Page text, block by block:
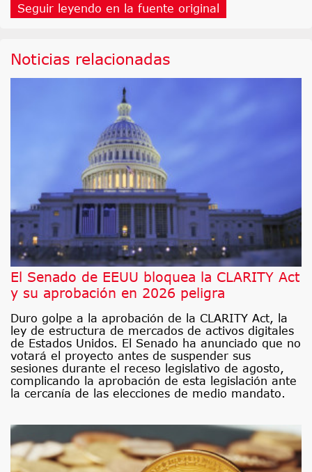
Seguir leyendo en la fuente original
Noticias relacionadas
El Senado de EEUU bloquea la CLARITY Act
y su aprobación en 2026 peligra
Duro golpe a la aprobación de la CLARITY Act, la
ley de estructura de mercados de activos digitales
de Estados Unidos. El Senado ha anunciado que no
votará el proyecto antes de suspender sus
sesiones durante el receso legislativo de agosto,
complicando la aprobación de esta legislación ante
la cercanía de las elecciones de medio mandato.